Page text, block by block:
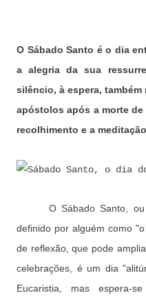
O Sábado Santo é o dia
a alegria da sua
silêncio, à espera,
apóstolos após a morte
recolhimento e a
O Sábado Santo,
definido por alguém como
de reflexão, que pode
celebrações, é um dia
Eucaristia, mas espera-